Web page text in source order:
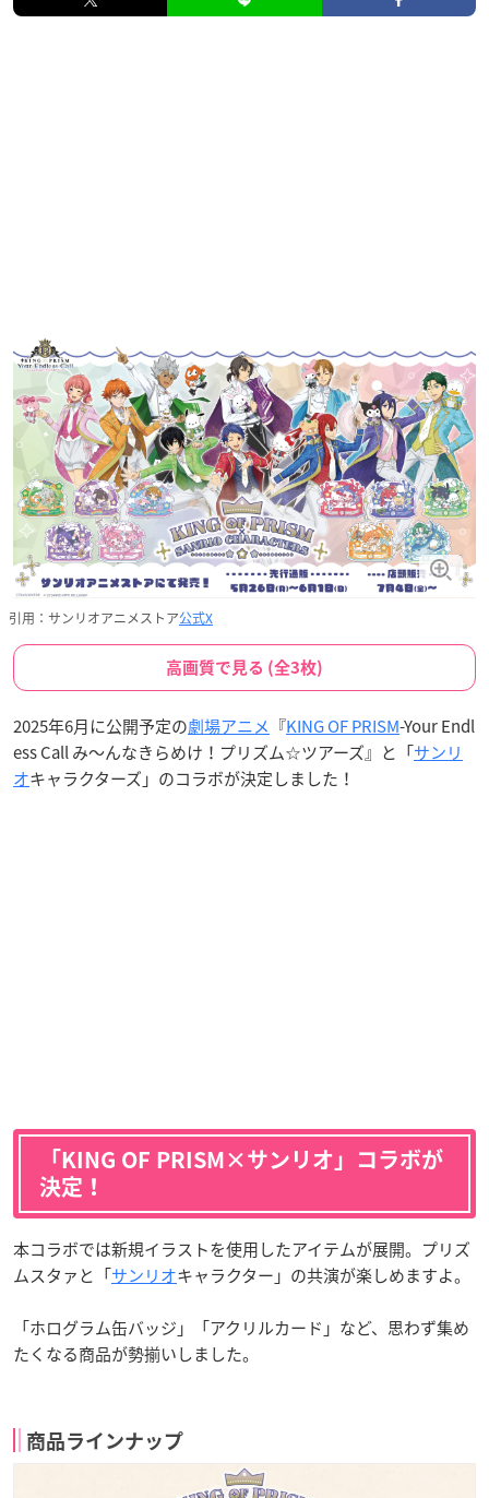
引用：サンリオアニメストア公式X
高画質で見る (全3枚)
2025年6月に公開予定の劇場アニメ 『KING OF PRISM-Your Endl
ess Call み～んなきらめけ！プリズム☆ツアーズ』と「サンリ
オキャラクターズ」のコラボが決定しました！
「KING OF PRISM×サンリオ」コラボが
決定！
本コラボでは新規イラストを使用したアイテムが展開。プリズ
ムスタァと「サンリオキャラクター」の共演が楽しめますよ。
「ホログラム缶バッジ」「アクリルカード」など、思わず集め
たくなる商品が勢揃いしました。
商品ラインナップ